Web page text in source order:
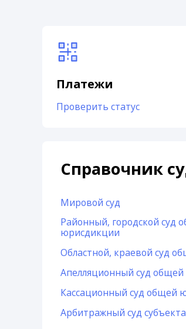
Платежи
Проверить статус
Справочник
Мировой суд
Районный, городской суд
юрисдикции
Областной, краевой суд
Апелляционный суд
Кассационный суд общей
Арбитражный суд субъекта